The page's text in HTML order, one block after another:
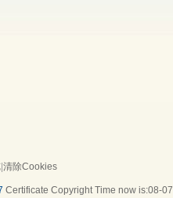
清除Cookies
Certificate Copyright Time now is:08-